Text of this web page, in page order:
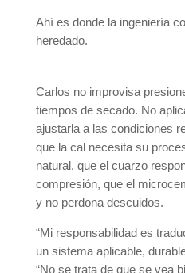
Ahí es donde la ingeniería
heredado.
Carlos no improvisa
tiempos de secado. No
ajustarla a las condiciones
que la cal necesita su
natural, que el cuarzo
compresión, que el
y no perdona descuidos.
“Mi responsabilidad es
un sistema aplicable,
“No se trata de que se vea